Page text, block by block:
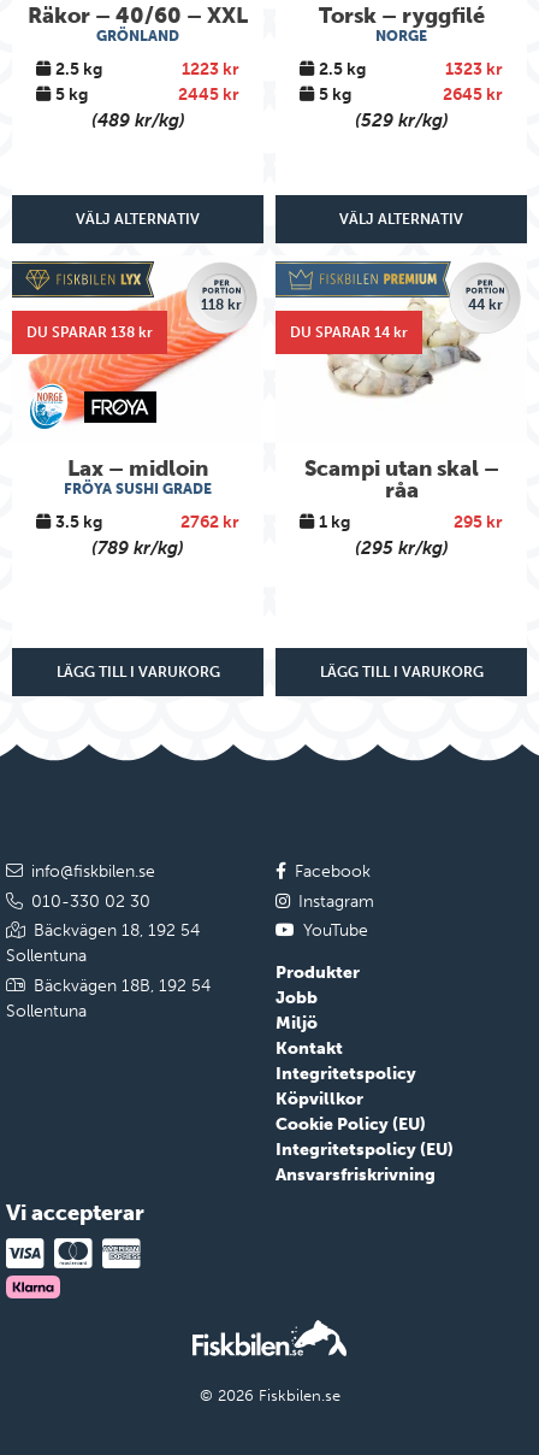
Räkor – 40/60 – XXL
GRÖNLAND
2.5 kg
1223 kr
5 kg
2445 kr
(489 kr/kg)
VÄLJ ALTERNATIV
Torsk – ryggfilé
NORGE
2.5 kg
1323 kr
5 kg
2645 kr
(529 kr/kg)
VÄLJ ALTERNATIV
118 kr
DU SPARAR 138 kr
Lax – midloin
FRÖYA SUSHI GRADE
3.5 kg 2762 kr
(789 kr/kg)
LÄGG TILL I VARUKORG
44 kr
DU SPARAR 14 kr
Scampi utan skal –
råa
1 kg 295 kr
(295 kr/kg)
LÄGG TILL I VARUKORG
info@fiskbilen.se
010-330 02 30
Bäckvägen 18, 192 54
Sollentuna
Bäckvägen 18B, 192 54
Sollentuna
Facebook
Instagram
YouTube
Produkter
Jobb
Miljö
Kontakt
Integritetspolicy
Köpvillkor
Cookie Policy (EU)
Integritetspolicy (EU)
Ansvarsfriskrivning
Vi accepterar
© 2026 Fiskbilen.se